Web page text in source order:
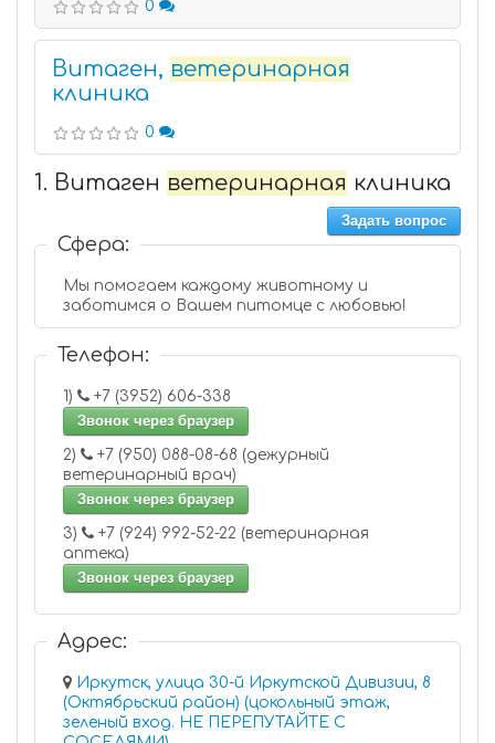
0
Витаген, ветеринарная
клиника
0
1. Витаген ветеринарная клиника
Задать вопрос
Сфера:
Мы помогаем каждому животному и
заботимся о Вашем питомце с любовью!
Телефон:
1)
+7 (3952) 606-338
Звонок через браузер
2)
ветеринарный врач)
Звонок через браузер
3)
аптека)
Звонок через браузер
Адрес:
Иркутск, улица 30-й Иркутской Дивизии, 8
(Октябрьский район) (цокольный этаж,
зеленый вход. НЕ ПЕРЕПУТАЙТЕ С